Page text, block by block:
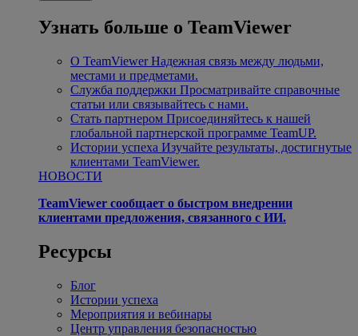
Узнать больше о TeamViewer
О TeamViewer Надежная связь между людьми,
местами и предметами.
Служба поддержки Просматривайте справочные
статьи или связывайтесь с нами.
Стать партнером Присоединяйтесь к нашей
глобальной партнерской программе TeamUP.
Истории успеха Изучайте результаты, достигнутые
клиентами TeamViewer.
НОВОСТИ
TeamViewer сообщает о быстром внедрении
клиентами предложения, связанного с ИИ.
Ресурсы
Блог
Истории успеха
Мероприятия и вебинары
Центр управления безопасностью